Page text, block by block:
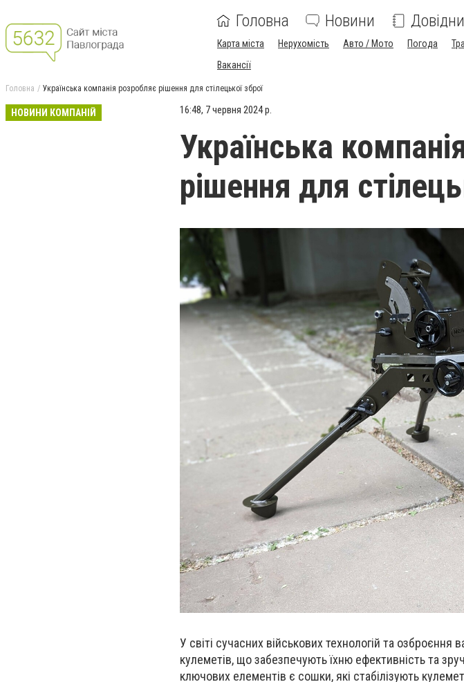
Головна Новини
Карта міста Нерухомість Авто / Мото Погода
Вакансії
Головна Українська компанія розробляє рішення для стілецької зброї
НОВИНИ КОМПАНІЙ 16:48, 7 червня 2024 р.
Українська
рішення для
У світі сучасних військових технологій та озброєння
кулеметів, що забезпечують їхню ефективність та
ключових елементів є сошки, які стабілізують